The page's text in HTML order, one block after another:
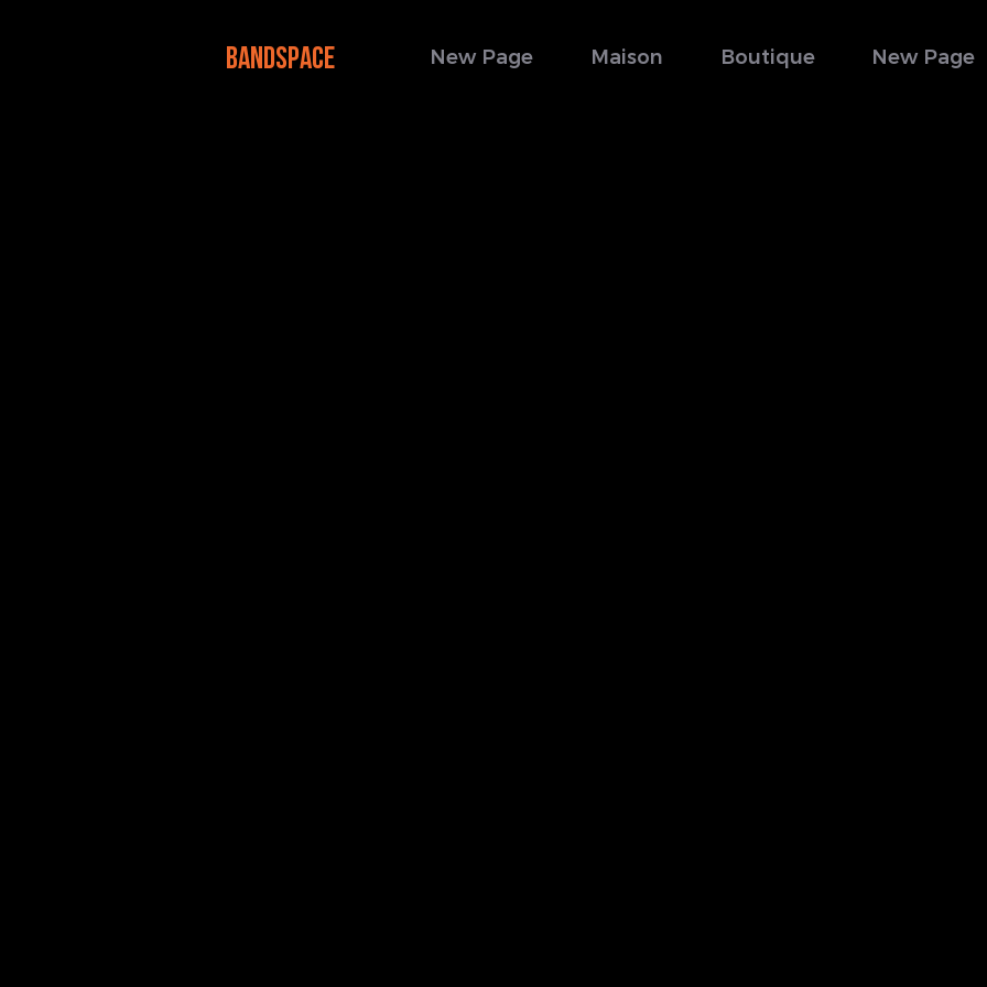
BANDSPACE New Page Maison Boutique New Page